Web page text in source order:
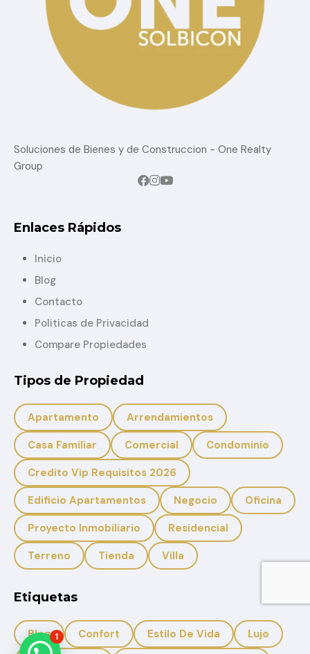
Soluciones de Bienes y de Construccion - One Realty
Group
Enlaces Rápidos
Inicio
Blog
Contacto
Politicas de Privacidad
Compare Propiedades
Tipos de Propiedad
Apartamento
Arrendamientos
Casa Familiar
Comercial
Condominio
Credito Vip Requisitos 2026
Edificio Apartamentos
Negocio
Oficina
Proyecto Inmobiliario
Residencial
Terreno
Tienda Villa
Etiquetas
Blog Confort Estilo De Vida Lujo
1